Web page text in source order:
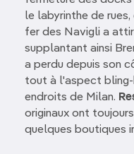
le labyrinthe de
fer des Navigli a
supplantant ainsi
a perdu depuis son
tout à l'aspect
endroits de Milan.
originaux ont
quelques boutiques